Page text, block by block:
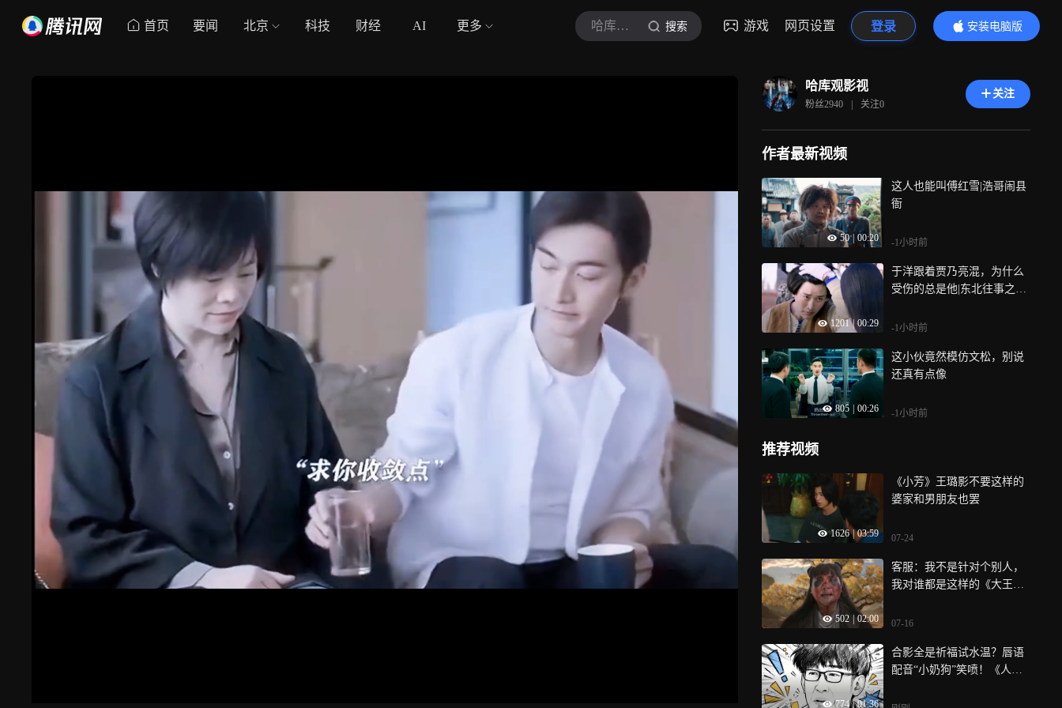
首页 要闻 北京 科技 财经 AI 更多 哈库观影视 搜索 游戏 网页设置 登录
安装电脑版
内容更精彩
哈库观影视
粉丝2940 | 关注0
关注
作者最新视频
50 00:20
这人也能叫傅红雪|浩哥闹县
衙
-1小时前
1201 | 00:29
于洋跟着贾乃亮混，为什么
受伤的总是他|东北往事之破
-1小时前
805 00:26
这小伙竟然模仿文松，别说
还真有点像
-1小时前
推荐视频
1626 | 03:59
《小芳》王璐影不要这样的
婆家和男朋友也罢
07-24
502 02:00
客服：我不是针对个别人，
我对谁都是这样的《大王别
07-16
774 | 01:36
合影全是祈福试水温？唇语
配音“小奶狗”笑喷！《人生